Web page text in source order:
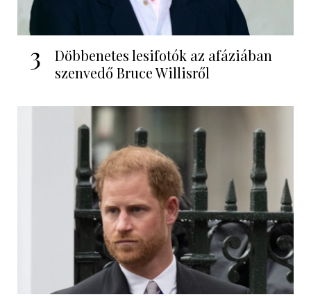
3
Döbbenetes lesifotók az afáziában
szenvedő Bruce Willisről